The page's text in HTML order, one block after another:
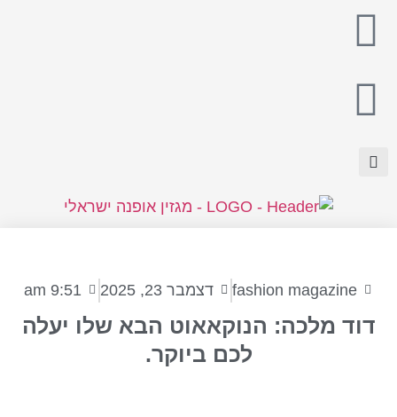
fashion magazine דצמבר 23, 2025 9:51 am
דוד מלכה: הנוקאאוט הבא שלו יעלה
לכם ביוקר.